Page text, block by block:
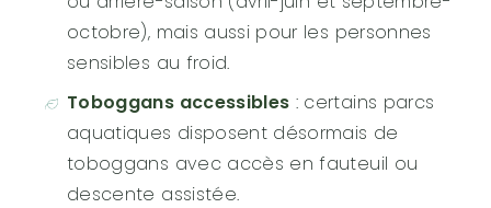
octobre), mais aussi pour les personnes
sensibles au froid.
Toboggans accessibles : certains parcs
aquatiques disposent désormais de
toboggans avec accès en fauteuil ou
descente assistée.